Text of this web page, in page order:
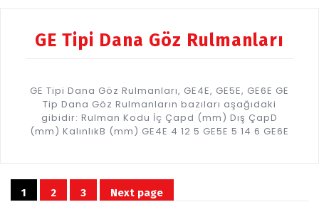
GE Tipi Dana Göz Rulmanları
GE Tipi Dana Göz Rulmanları, GE4E, GE5E, GE6E GE
Tip Dana Göz Rulmanların bazıları aşağıdaki
gibidir: Rulman Kodu İç Çapd (mm) Dış ÇapD
(mm) KalınlıkB (mm) GE4E 4 12 5 GE5E 5 14 6 GE6E
Page
1 Page
2 Page
3 Next page